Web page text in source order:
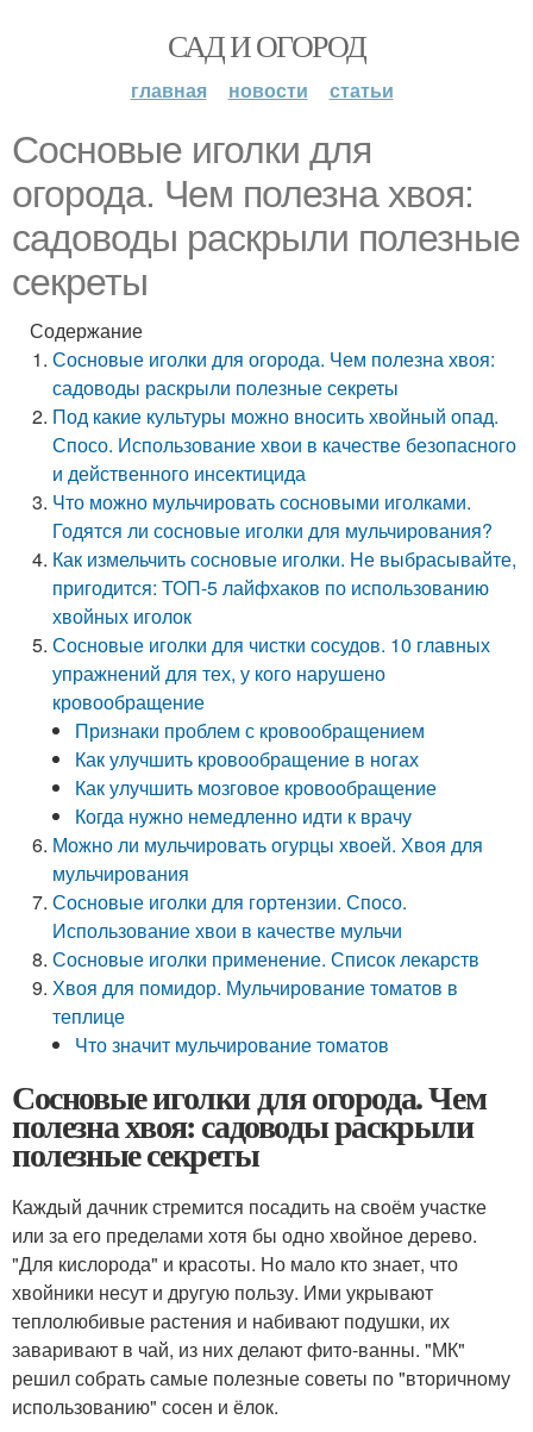
САД И ОГОРОД
главная новости статьи
Сосновые иголки для
огорода. Чем полезна хвоя:
садоводы раскрыли полезные
секреты
Содержание
Сосновые иголки для огорода. Чем полезна хвоя:
садоводы раскрыли полезные секреты
Под какие культуры можно вносить хвойный опад.
Спосо. Использование хвои в качестве безопасного
и действенного инсектицида
Что можно мульчировать сосновыми иголками.
Годятся ли сосновые иголки для мульчирования?
Как измельчить сосновые иголки. Не выбрасывайте,
пригодится: ТОП-5 лайфхаков по использованию
хвойных иголок
Сосновые иголки для чистки сосудов. 10 главных
упражнений для тех, у кого нарушено
кровообращение
Признаки проблем с кровообращением
Как улучшить кровообращение в ногах
Как улучшить мозговое кровообращение
Когда нужно немедленно идти к врачу
Можно ли мульчировать огурцы хвоей. Хвоя для
мульчирования
Сосновые иголки для гортензии. Спосо.
Использование хвои в качестве мульчи
Сосновые иголки применение. Список лекарств
Хвоя для помидор. Мульчирование томатов в
теплице
Что значит мульчирование томатов
Сосновые иголки для огорода. Чем
полезна хвоя: садоводы раскрыли
полезные секреты
Каждый дачник стремится посадить на своём участке
или за его пределами хотя бы одно хвойное дерево.
"Для кислорода" и красоты. Но мало кто знает, что
хвойники несут и другую пользу. Ими укрывают
теплолюбивые растения и набивают подушки, их
заваривают в чай, из них делают фито-ванны. "МК"
решил собрать самые полезные советы по "вторичному
использованию" сосен и ёлок.